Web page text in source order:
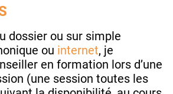
dossier ou sur simple
ou internet, je
en formation lors d’une
(une session toutes les